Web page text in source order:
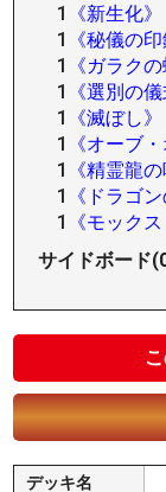
1
《新生化》
1
《秘儀の印
1
《ガラクの
1
《選別の儀
1
《滅ぼし》
1
《オーブ
1
《精霊龍の
1
《ドラゴ
1
《モック
サイドボード
デッキ名